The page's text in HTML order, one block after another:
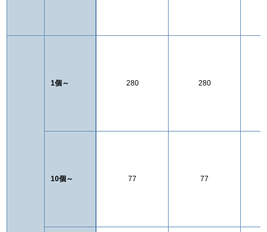
1個～
10個～
280 280
77 77